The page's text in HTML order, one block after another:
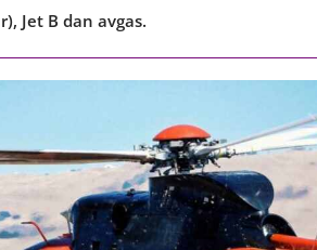
Jet B dan avgas.